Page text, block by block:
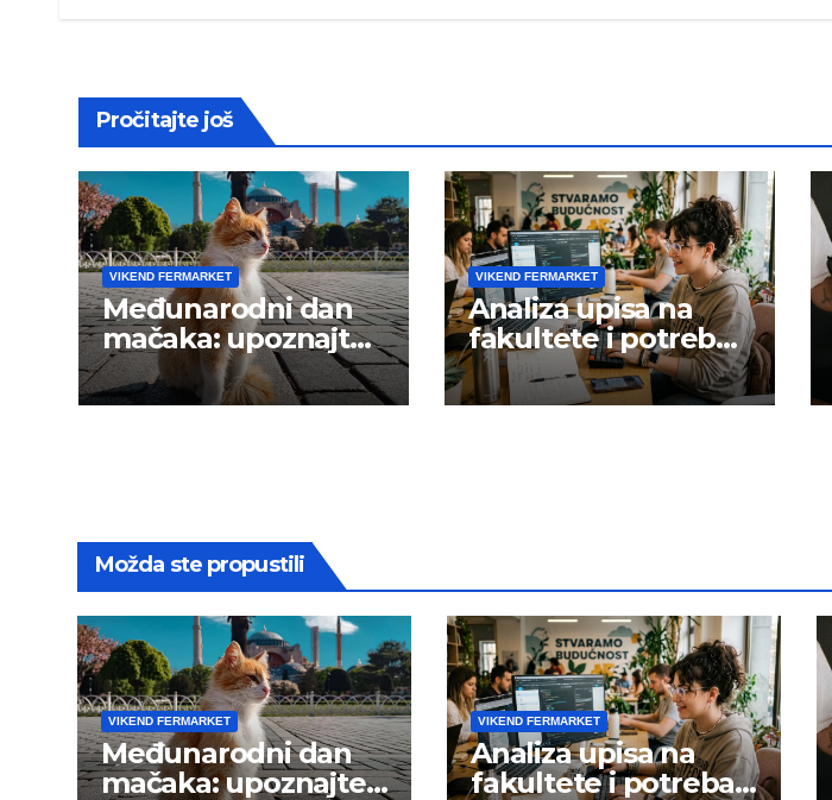
Pročitajte još
VIKEND FERMARKET
Međunarodni dan
mačaka: upoznajte
istanbulske mace
VIKEND FERMARKET
Analiza upisa na
fakultete i potreba
tržišta rada
Možda ste propustili
VIKEND FERMARKET
Međunarodni dan
mačaka: upoznajte
VIKEND FERMARKET
Analiza upisa na
fakultete i potreba